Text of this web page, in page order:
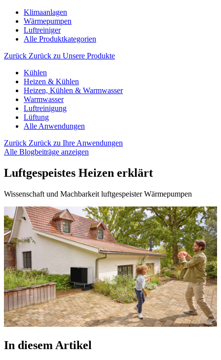
Klimaanlagen
Wärmepumpen
Luftreiniger
Alle Produktkategorien
Zurück Zurück zu Unsere Produkte
Kühlen
Heizen & Kühlen
Heizen, Kühlen & Warmwasser
Warmwasser
Luftreinigung
Lüftung
Alle Anwendungen
Zurück Zurück zu Ihre Anwendungen
Alle Blogbeiträge anzeigen
Luftgespeistes Heizen erklärt
Wissenschaft und Machbarkeit luftgespeister Wärmepumpen
In diesem Artikel